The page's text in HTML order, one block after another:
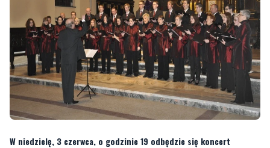
W niedzielę, 3 czerwca, o godzinie 19 odbędzie się koncert